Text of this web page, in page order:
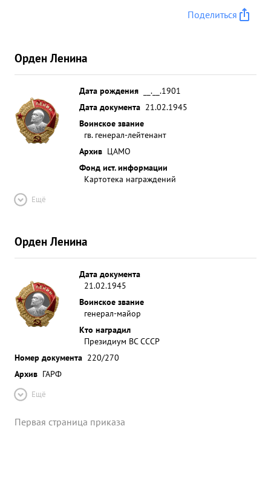
Поделиться
Орден Ленина
Дата рождения
__.__.1901
Дата документа 21.02.1945
Воинское звание
гв. генерал-лейтенант
Архив ЦАМО
Фонд ист. информации
Картотека награждений
Ещё
Орден Ленина
Дата документа
21.02.1945
Воинское звание
генерал-майор
Кто наградил
Президиум ВС СССР
Номер документа 220/270
Архив ГАРФ
Ещё
Первая страница приказа